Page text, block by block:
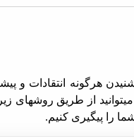
انتقادات و پیشنهادات
طریق روشهای زیر اقدام
کنیم.